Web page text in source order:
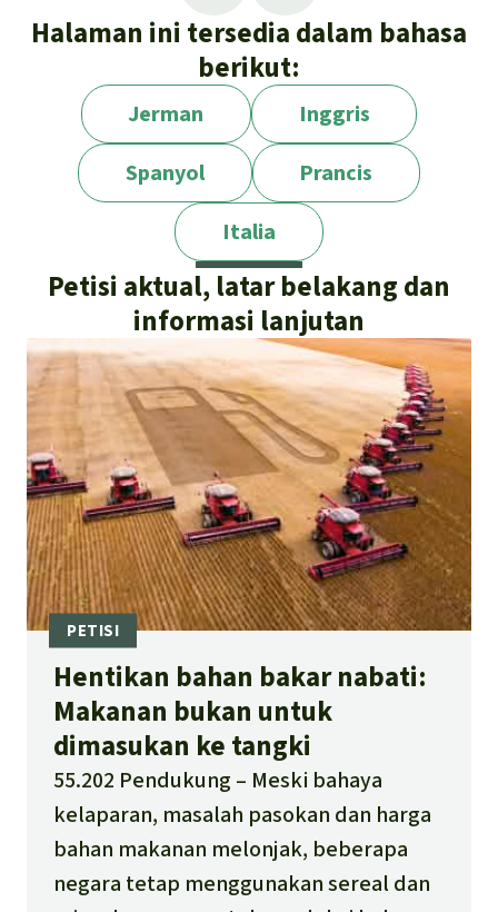
Halaman ini tersedia dalam bahasa
berikut:
Jerman
Inggris
Spanyol
Prancis
Italia
Petisi aktual, latar belakang dan
informasi lanjutan
Hentikan bahan bakar nabati:
Makanan bukan untuk
dimasukan ke tangki
55.202 Pendukung
Meski bahaya
kelaparan, masalah pasokan dan harga
bahan makanan melonjak, beberapa
negara tetap menggunakan sereal dan